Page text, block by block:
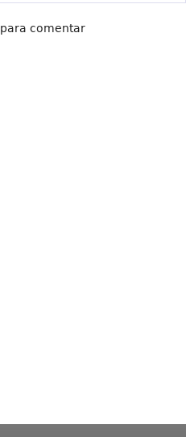
para comentar